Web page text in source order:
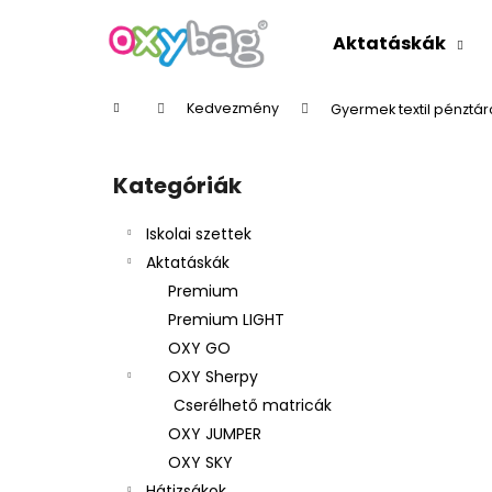
Aktatáskák
KezdőlapKedvezmény Gyermek textil
Kategóriák
átugrása
Kategóriák
Iskolai szettek
Aktatáskák
Premium
Premium LIGHT
OXY GO
OXY Sherpy
Cserélhető matricák
OXY JUMPER
OXY SKY
Vissza
Vissza